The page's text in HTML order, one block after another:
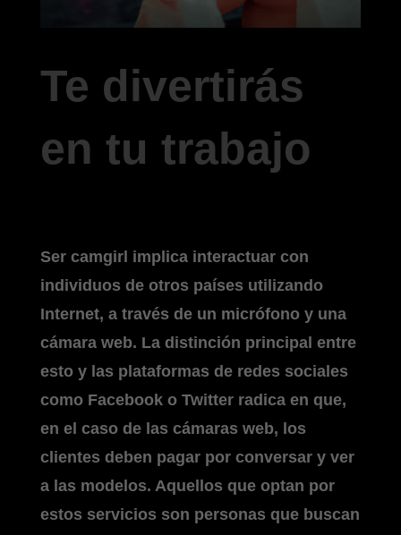
Te divertirás
en tu trabajo
Ser camgirl implica interactuar con
individuos de otros países utilizando
Internet, a través de un micrófono y una
cámara web. La distinción principal entre
esto y las plataformas de redes sociales
como Facebook o Twitter radica en que,
en el caso de las cámaras web, los
clientes deben pagar por conversar y ver
a las modelos. Aquellos que optan por
estos servicios son personas que buscan